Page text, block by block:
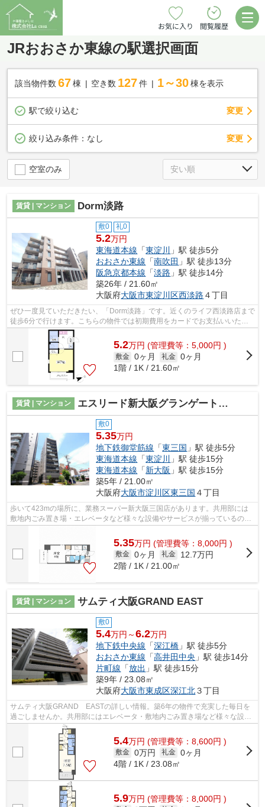
お気に入り 閲覧履歴
JRおおさか東線の駅選択画面
該当物件数 67棟 空き数 127 件 1～30 棟を表示
駅で絞り込む 変更
絞り込み条件： なし 変更
空室のみ
賃貸 | マンション Dorm淡路
敷0 礼0
5.2万円
東海道本線 「東淀川
」駅 徒歩5分
おおさか東線 「南吹田 」駅 徒歩13分
阪急京都本線 「淡路 」駅 徒歩14分
築26年 / 21.60㎡
大阪府大阪市東淀川区西淡路 ４丁目
ぜひ一度見ていただきたい、「Dorm淡路」です。近くのライフ西淡路店まで
徒歩6分で行けます。こちらの物件では初期費用をカードでお支払いいただ
けます。敷地内ごみ置き場があるので、...
5.2万円 (管理費等：5,000円 )
敷金 0ヶ月 礼金 0ヶ月
1階 / 1K / 21.60㎡
賃貸 | マンション エスリード新大阪グランゲートノース
敷0
5.35万円
地下鉄御堂筋線 「東三国 」駅 徒歩5分
東海道本線 「東淀川
」駅 徒歩15分
東海道本線 「新大阪 」駅 徒歩15分
築5年 / 21.00㎡
大阪府大阪市淀川区東三国 ４丁目
歩いて423mの場所に、業務スーパー新大阪三国店があります。共用部には
敷地内ごみ置き場・エレベータなど様々な設備やサービスが揃っているので
5.35万円 (管理費等：8,000円 )
敷金 0ヶ月 礼金
12.7万円
2階 / 1K / 21.00㎡
賃貸 | マンション サムティ大阪GRAND EAST
敷0
5.4万円～6.2万円
地下鉄中央線 「深江橋 」駅 徒歩5分
おおさか東線 「高井田中央 」駅 徒歩14分
片町線 「放出 」駅 徒歩15分
築9年 / 23.08㎡
大阪府大阪市東成区深江北３丁目
サムティ大阪GRAND EASTの詳しい情報。築6年の物件で充実した毎日を
過ごしませんか。共用部にはエレベータ・敷地内ごみ置き場など様々な設備
やサービスが揃っているので便利です。イ...
5.4万円 (管理費等：8,600円 )
敷金 0万円 礼金 0ヶ月
4階 / 1K / 23.08㎡
5.9万円 (管理費等：8,000円 )